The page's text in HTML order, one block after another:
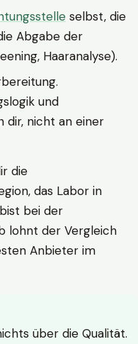
selbst, die
Abgabe der
Haaranalyse).
und
dir, nicht an einer
die
das Labor in
bei der
lohnt der Vergleich
Anbieter im
über die Qualität.